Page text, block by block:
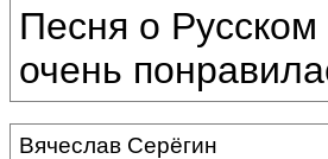
Песня о
очень
Вячеслав Серёгин